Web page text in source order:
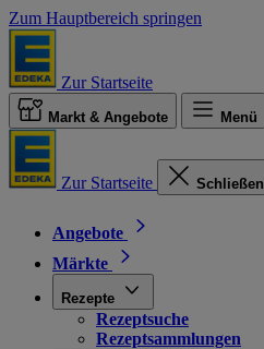
Zum Hauptbereich springen
Zur Startseite
Markt & Angebote Menü
Zur Startseite Schließen
Angebote
Märkte
Rezepte
Rezeptsuche
Rezeptsammlungen